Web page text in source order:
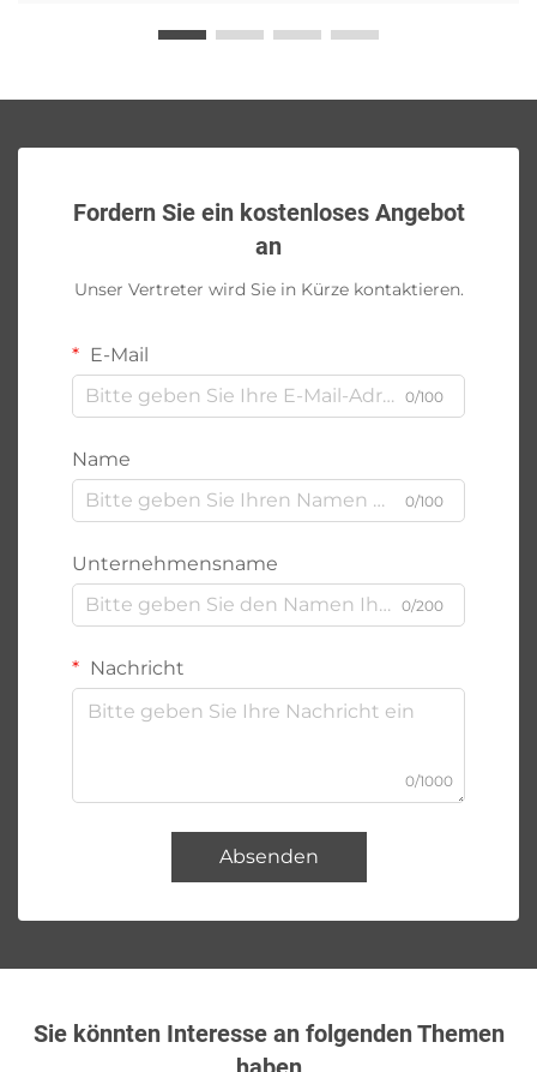
Fordern Sie ein kostenloses Angebot
an
Unser Vertreter wird Sie in Kürze kontaktieren.
E-Mail
0/100
Name
0/100
Unternehmensname
0/200
Nachricht
0/1000
Absenden
Sie könnten Interesse an folgenden Themen